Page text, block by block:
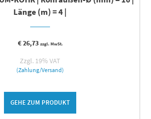
Länge (m) = 4 |
€26,73 zzgl. MwSt.
Zzgl. 19% VAT
(Zahlung/Versand)
GEHE ZUM PRODUKT